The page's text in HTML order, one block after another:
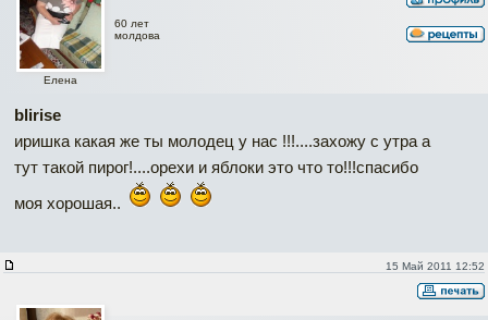
Елена
60 лет
молдова
blirise
иришка какая же ты молодец у нас !!!....захожу с утра а
тут такой пирог!....орехи и яблоки это что то!!!спасибо
моя хорошая..
15 Май 2011 12:52